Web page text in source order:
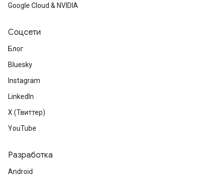
Google Cloud & NVIDIA
Соцсети
Блог
Bluesky
Instagram
LinkedIn
X (Твиттер)
YouTube
Разработка
Android